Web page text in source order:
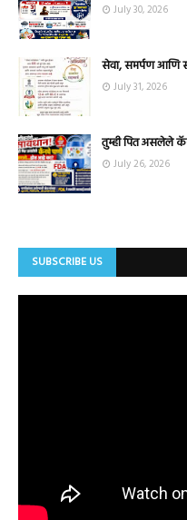
July 30, 2026
सेवा, समर्पण आणि
July 31, 2026
तुम्ही पित असलेले
July 26, 2026
SUBSCRIBE US